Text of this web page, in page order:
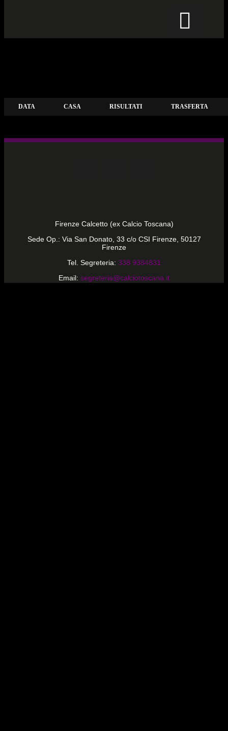
DATA CASA RISULTATI TRASFERTA
Firenze Calcetto (ex Calcio Toscana)
Sede Op.: Via San Donato, 33 c/o CSI Firenze, 50127
Firenze
Tel. Segreteria: 338 9384831
Email: segreteria@calciotoscana.it